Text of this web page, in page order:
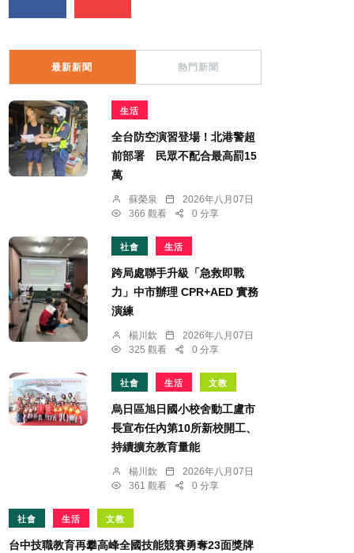
最新新聞 熱門新聞
生活
全台防空演習登場！北港警超
前部署 民眾不配合最高罰15
萬
蘇榮泉
2026年八月07日
366 觀看
0 分享
社會 生活
跨局處聯手升級「急救即戰
力」中市辦理 CPR+AED 實務
演練
楊川欽
2026年八月07日
325 觀看
0 分享
社會 生活 文教
烏日區旭日國小校舍動工盧市
長宣布任內第10所新校開工、
持續擴充教育量能
楊川欽
2026年八月07日
361 觀看
0 分享
社會 生活 文教
台中技職教育再攀高峰全國技能競賽勇奪23面獎牌